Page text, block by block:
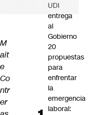
M
ait
e
Co
ntr
er
UDI
entrega
al
Gobierno
20
propuestas
para
enfrentar
la
emergencia
laboral: